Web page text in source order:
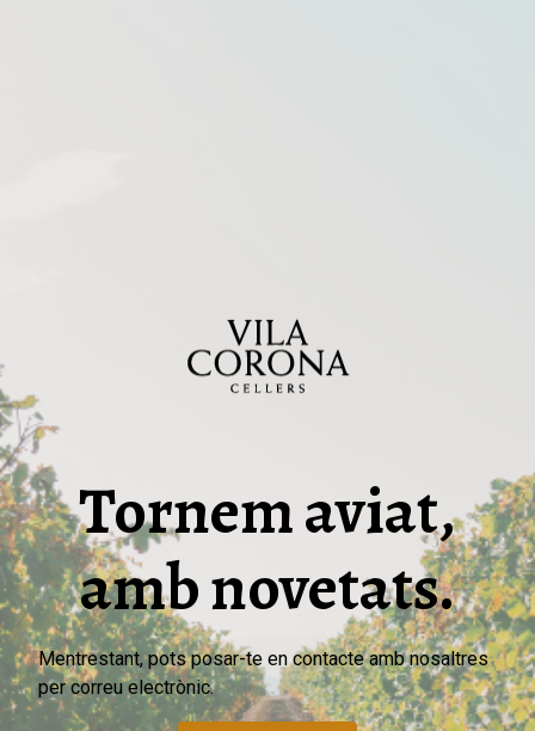
Tornem aviat,
amb novetats.
Mentrestant, pots posar-te en contacte amb nosaltres
per correu electrònic.